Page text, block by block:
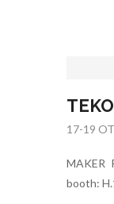
TEKO
17-19
MAKER
booth: